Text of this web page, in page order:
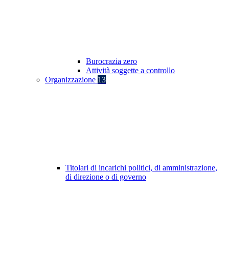
Burocrazia zero
Attività soggette a controllo
Organizzazione 13
Titolari di incarichi politici, di amministrazione,
di direzione o di governo